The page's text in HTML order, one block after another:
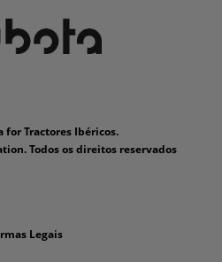
for Tractores Ibéricos.
Todos os direitos reservados
Legais